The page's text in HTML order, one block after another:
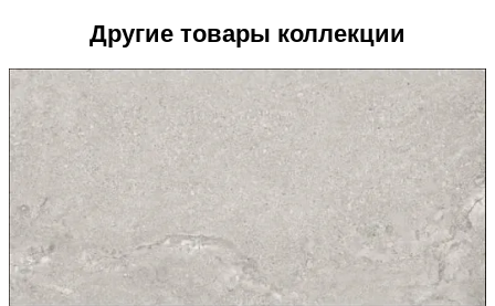
Другие товары коллекции